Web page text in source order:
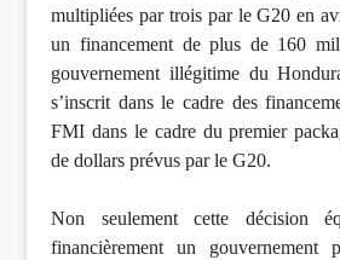
multipliées par trois par le G20 en
un financement de plus de 160
gouvernement illégitime du
s’inscrit dans le cadre des
FMI dans le cadre du premier
de dollars prévus par le G20.
Non seulement cette décision
financièrement un gouvernement